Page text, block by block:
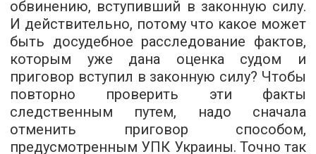
обвинению, вступивший в законную силу.
И действительно, потому что какое может
быть досудебное расследование фактов,
которым уже дана оценка судом и
приговор вступил в законную силу? Чтобы
повторно проверить эти факты
следственным путем, надо сначала
отменить приговор способом,
предусмотренным УПК Украины. Точно так